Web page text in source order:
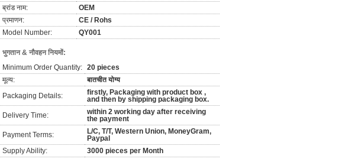
ब्रांड नाम:
OEM
प्रमाणन:
CE / Rohs
Model Number:
QY001
भुगतान & नौवहन नियमों:
Minimum Order Quantity: 20 pieces
मूल्य:
बातचीत योग्य
Packaging Details:
firstly, Packaging with product box ,
and then by shipping packaging box.
Delivery Time:
within 2 working day after receiving
the payment
Payment Terms:
L/C, T/T, Western Union, MoneyGram,
Paypal
Supply Ability:
3000 pieces per Month